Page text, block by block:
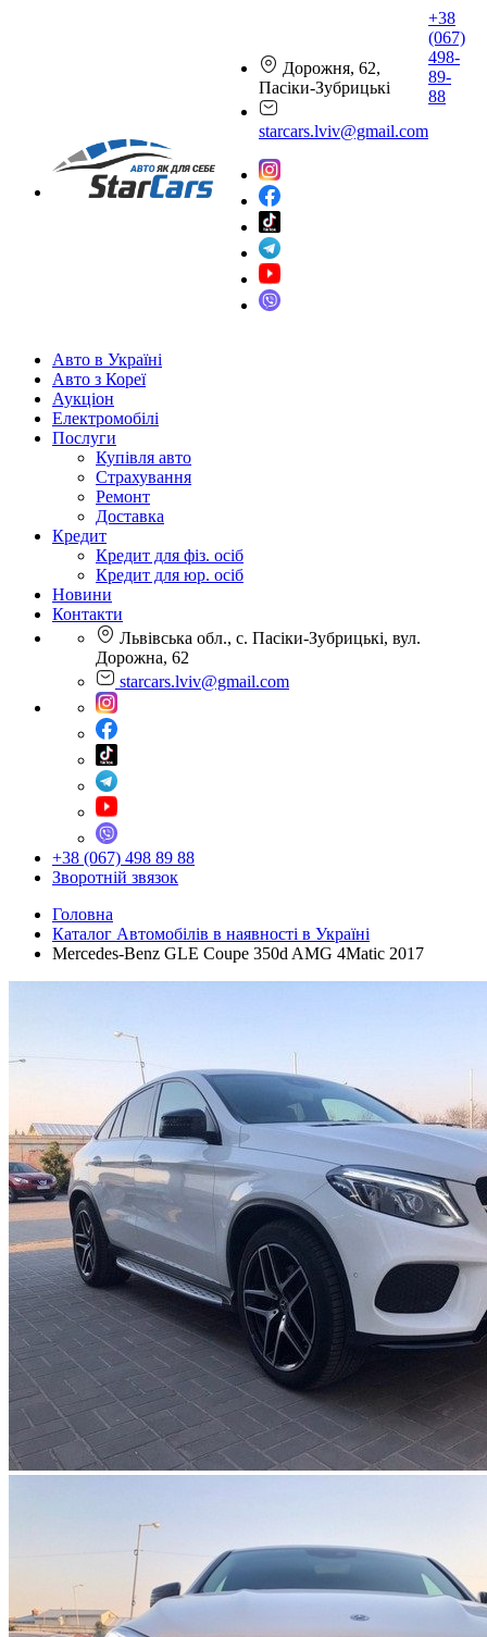
Дорожня, 62,
Пасіки-Зубрицькі
starcars.lviv@gmail.com
+38
(067)
498-
89-
88
Авто в Україні
Авто з Кореї
Аукціон
Електромобілі
Послуги
Купівля авто
Страхування
Ремонт
Доставка
Кредит
Кредит для фіз. осіб
Кредит для юр. осіб
Новини
Контакти
Львівська обл., с. Пасіки-Зубрицькі, вул.
Дорожна, 62
starcars.lviv@gmail.com
+38 (067) 498 89 88
Зворотній звязок
Головна
Каталог Автомобілів в наявності в Україні
Mercedes-Benz GLE Coupe 350d AMG 4Matic 2017